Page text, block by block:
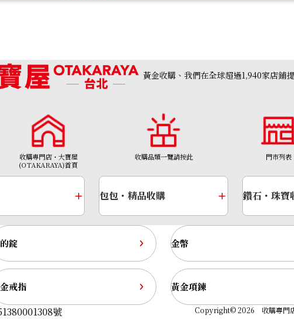
Team Chronograph 26062PT.OO.A002CA.01
收購參考價格
收購日期: 2026年5月
黃金收購、我們在全球超過1,940家店鋪
收購專門店・大寶屋
(OTAKARAYA)首頁
收購品類一覽請按此 門市列表
錠 金幣
戒指 黃金項鍊
包包・精品收購 鑽石・珠寶
號 Copyright© 2026 收購專門